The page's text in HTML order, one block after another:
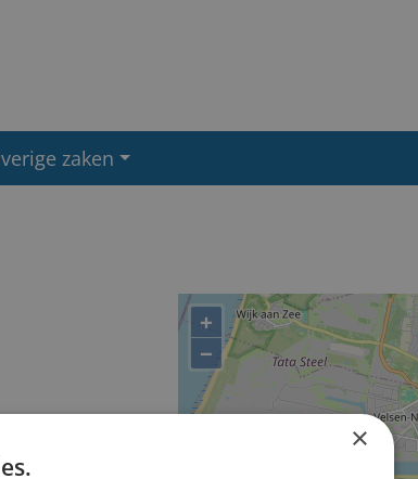
zaken
+
−
×